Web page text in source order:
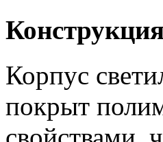
Конструкция
Корпус
покрыт